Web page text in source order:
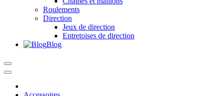
Roulements
Direction
Jeux de direction
Entretoises de direction
Blog